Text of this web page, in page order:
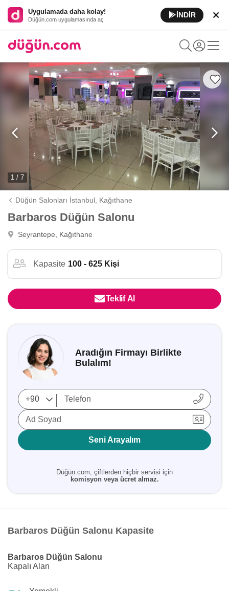
Uygulamada daha kolay!
Düğün.com uygulamasında aç
İNDİR
1 / 7
Düğün Salonları İstanbul, Kağıthane
Barbaros Düğün Salonu
Seyrantepe, Kağıthane
Kapasite 100 - 625 Kişi
Teklif Al
Aradığın Firmayı Birlikte
Bulalım!
Ad Soyad
Seni Arayalım
Düğün.com, çiftlerden hiçbir servisi için
komisyon veya ücret almaz.
Barbaros Düğün Salonu Kapasite
Barbaros Düğün Salonu
Kapalı Alan